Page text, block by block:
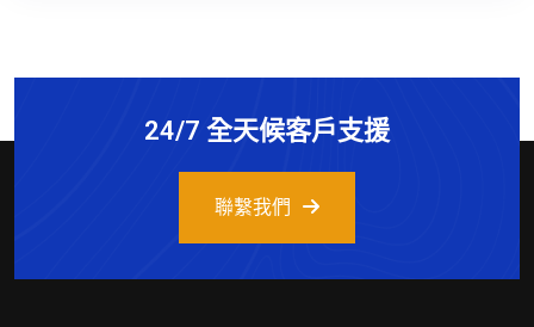
24/7 全天候客戶支援
聯繫我們